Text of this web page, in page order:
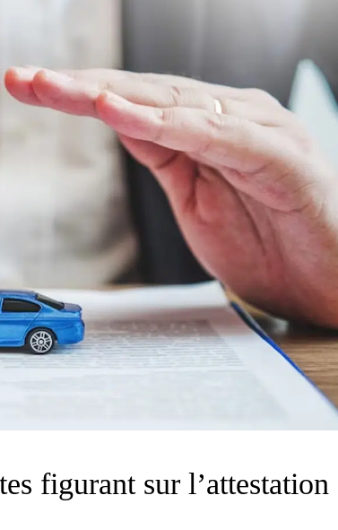
figurant sur l’attestation